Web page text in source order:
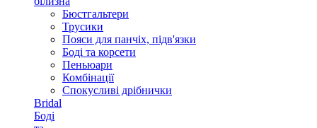
Бюстгальтери
Трусики
Пояси для панчіх, підв'язки
Боді та корсети
Пеньюари
Комбінації
Спокусливі дрібнички
Bridal
Боді